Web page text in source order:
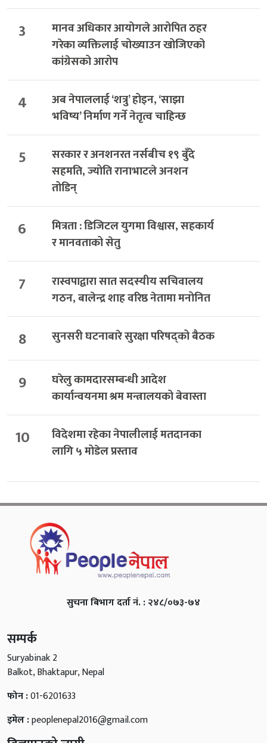
3
मानव अधिकार आयोगले आरोपित ठहर
गरेका व्यक्तिलाई चोख्याउन खोजिएको
कांग्रेसको आरोप
4
अब नेपाललाई ‘शत्रु’ होइन, ‘साझा
भविष्य’ निर्माण गर्ने नेतृत्व चाहिन्छ
5
सरकार र अनशनरत नर्सबीच १९ बुँदे
सहमति, ज्योति रानाभाटले अनशन
तोडिन्
6
मित्रता : डिजिटल युगमा विश्वास, सहकार्य
र मानवताको सेतु
7
रास्वपाद्वारा सात सदस्यीय सचिवालय
गठन, बालेन्द्र शाह वरिष्ठ नेतामा मनोनित
8 सुनसरी घटनाबारे सुरक्षा परिषद्को बैठक
9
घरेलु कामदारसम्बन्धी आदेश
कार्यान्वयनमा श्रम मन्त्रालयको बेवास्ता
10
विदेशमा रहेका नेपालीलाई मतदानका
लागि ५ मोडेल प्रस्ताव
सुचना बिभाग दर्ता नं. : २४८/०७३-७४
सम्पर्क
Suryabinak 2
Balkot, Bhaktapur, Nepal
फोन :01-6201633
इमेल :peoplenepal2016@gmail.com